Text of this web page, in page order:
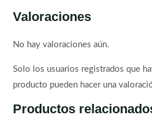
Valoraciones
No hay valoraciones aún.
Solo los usuarios registrados que
producto pueden hacer una
Productos